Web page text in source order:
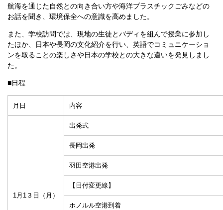
航海を通じた自然との向き合い方や海洋プラスチックごみなどの
お話を聞き、環境保全への意識を高めました。
また、学校訪問では、現地の生徒とバディを組んで授業に参加し
たほか、日本や長岡の文化紹介を行い、英語でコミュニケーショ
ンを取ることの楽しさや日本の学校との大きな違いを発見しまし
た。
■日程
月日 内容
1月1３日（月）
出発式
長岡出発
羽田空港出発
【日付変更線】
ホノルル空港到着